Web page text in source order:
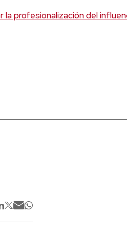
la profesionalización del